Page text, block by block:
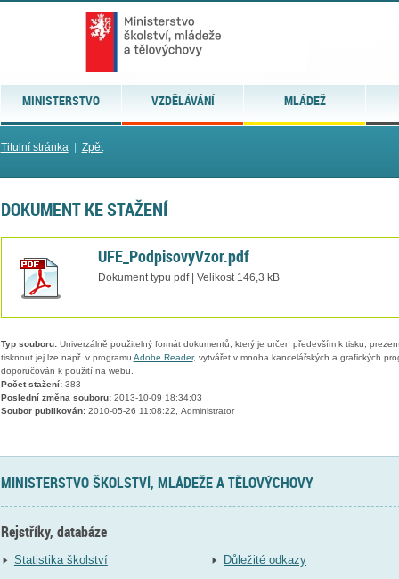
MINISTERSTVO VZDĚLÁVÁNÍ MLÁDEŽ
Titulní stránka| Zpět
DOKUMENT KE STAŽENÍ
UFE_PodpisovyVzor.pdf
Dokument typu pdf | Velikost 146,3 kB
Typ souboru:Univerzálně použitelný formát dokumentů, který je určen především k tisku,
tisknout jej lze např. v programu Adobe Reader, vytvářet v mnoha kancelářských a grafických
doporučován k použití na webu.
Počet stažení:383
Poslední změna souboru:2013-10-09 18:34:03
Soubor publikován:2010-05-26 11:08:22, Administrator
MINISTERSTVO ŠKOLSTVÍ, MLÁDEŽE A TĚLOVÝCHOVY
Rejstříky, databáze
Statistika školství
Důležité odkazy